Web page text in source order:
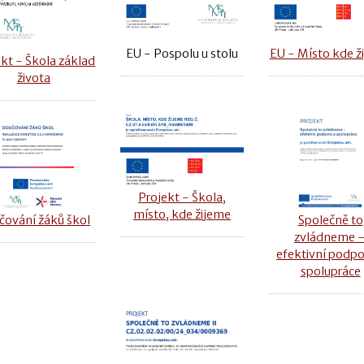
- Škola základ
života
EU - Pospolu u stolu EU - Místo kde
žáků škol
Projekt - Škola,
místo, kde žijeme
Společně to
zvládneme
efektivní
spolupráce